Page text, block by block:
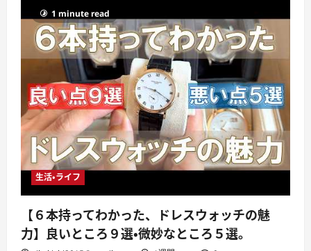
1 minute read
生活・ライフ
【６本持ってわかった、ドレスウォッチの魅
力】良いところ９選・微妙なところ５選。